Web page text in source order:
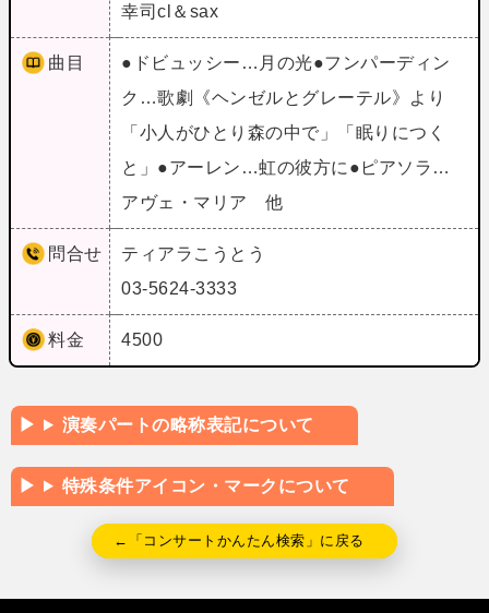
幸司cl＆sax
曲目
●ドビュッシー…月の光●フンパーディン
ク…歌劇《ヘンゼルとグレーテル》より
「小人がひとり森の中で」「眠りにつく
と」●アーレン…虹の彼方に●ピアソラ…
アヴェ・マリア 他
問合せ
ティアラこうとう
03-5624-3333
料金 4500
演奏パートの略称表記について
特殊条件アイコン・マークについて
←「コンサートかんたん検索」に戻る